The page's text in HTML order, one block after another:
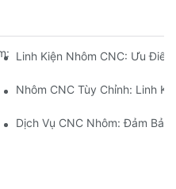
Tùy Chỉnh Cho Thị Trường
Linh Kiện Nhôm CNC: Ưu
Phá Những Đổi Mới Mới Nhất
Nhôm CNC Tùy Chỉnh: Linh
Lý Dự Án Toàn Diện
Dịch Vụ CNC Nhôm: Đảm Bảo